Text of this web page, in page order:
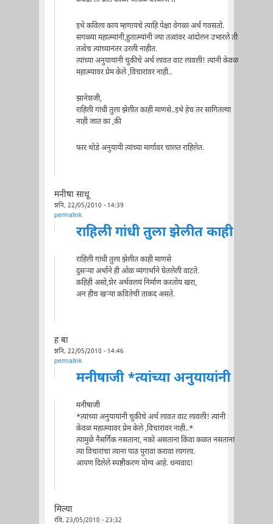
इथे कविला काय म्हणायचे त्याहि पेक्षा वेगळा अर्थ गवसतो.
सगळ्या महात्म्यांनी,हुतात्म्यांनी ज्या तत्वांवर आंदोलन उभारले ती
तत्वेच त्यांच्यानंतर उरली नाहीत.
त्यांच्या अनुयायांनी चुकीचे अर्थ लावत वाट लावली! त्यांनी केवळ
महात्म्यावर प्रेम केले ,विचारांवर नाही..
झानेशजी,
राहिली गांधी तुला झेलीत काही माणसे..इथे हेच तर सांगितल्या
नाही जात का ,की
फार थोडे अनुयायी त्यांच्या मार्गावर चालत राहिलेत.
मनीषा साधू
शनि, 22/05/2010 - 14:39
permalink
राहिली गांधी तुला झेलीत काही
राहिली गांधी तुला झेलीत काही माणसे
दुसर्‍या अर्थाने ही ओळ व्यंगार्थाने घेतलेली वाटते.
कहिही असो,शेर अर्थवलयं निर्माण करतोय खरा,
अन हीच खर्‍या कवितेची ताकद असते.
ह बा
शनि, 22/05/2010 - 14:46
permalink
मनीषाजी *त्यांच्या अनुयायांनी
मनीषाजी
*त्यांच्या अनुयायांनी चुकीचे अर्थ लावत वाट लावली! त्यांनी
केवळ महात्म्यावर प्रेम केले ,विचारांवर नाही..*
त्यामुळे नैसर्गिक नसताना, नको असताना किंवा कळत नसताना
त्या विचारांचा त्याना पाठ पुरावा करावा लागला.
आपण दिलेले स्पष्टीकरण योग्य आहे. धन्यवाद!
मिल्या
रवि, 23/05/2010 - 23:32